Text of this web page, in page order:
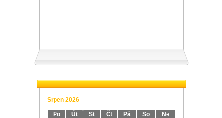
Srpen 2026
Po Út St Čt Pá So
Ne